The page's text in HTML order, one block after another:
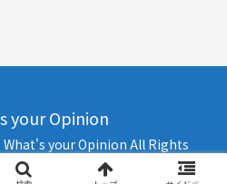
your Opinion
your Opinion All Rights
Reserved.